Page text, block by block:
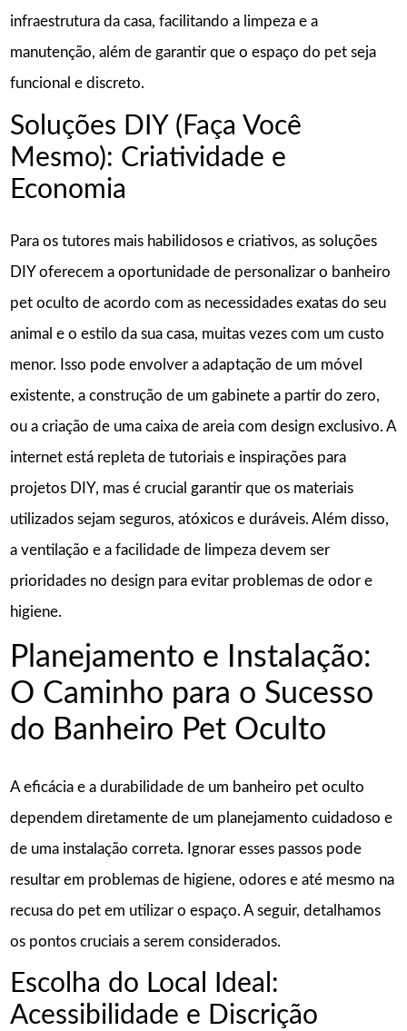
infraestrutura da casa, facilitando a limpeza e a
manutenção, além de garantir que o espaço do pet seja
funcional e discreto.
Soluções DIY (Faça Você
Mesmo): Criatividade e
Economia
Para os tutores mais habilidosos e criativos, as soluções
DIY oferecem a oportunidade de personalizar o banheiro
pet oculto de acordo com as necessidades exatas do seu
animal e o estilo da sua casa, muitas vezes com um custo
menor. Isso pode envolver a adaptação de um móvel
existente, a construção de um gabinete a partir do zero,
ou a criação de uma caixa de areia com design exclusivo. A
internet está repleta de tutoriais e inspirações para
projetos DIY, mas é crucial garantir que os materiais
utilizados sejam seguros, atóxicos e duráveis. Além disso,
a ventilação e a facilidade de limpeza devem ser
prioridades no design para evitar problemas de odor e
higiene.
Planejamento e Instalação:
O Caminho para o Sucesso
do Banheiro Pet Oculto
A eficácia e a durabilidade de um banheiro pet oculto
dependem diretamente de um planejamento cuidadoso e
de uma instalação correta. Ignorar esses passos pode
resultar em problemas de higiene, odores e até mesmo na
recusa do pet em utilizar o espaço. A seguir, detalhamos
os pontos cruciais a serem considerados.
Escolha do Local Ideal:
Acessibilidade e Discrição